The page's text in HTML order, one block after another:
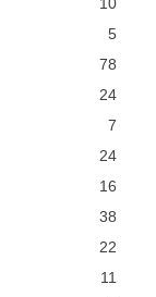
5
78
24
7
24
16
38
22
11